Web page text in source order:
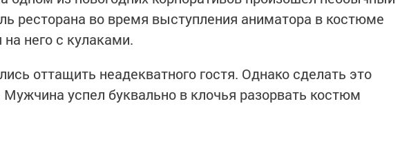
ресторана во время выступления аниматора в костюме
него с кулаками.
оттащить неадекватного гостя. Однако сделать это
Мужчина успел буквально в клочья разорвать костюм